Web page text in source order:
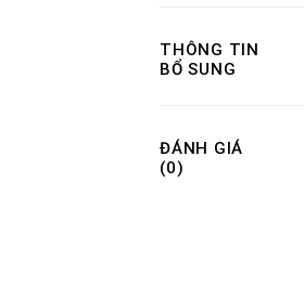
THÔNG TIN
BỔ SUNG
ĐÁNH GIÁ
(0)